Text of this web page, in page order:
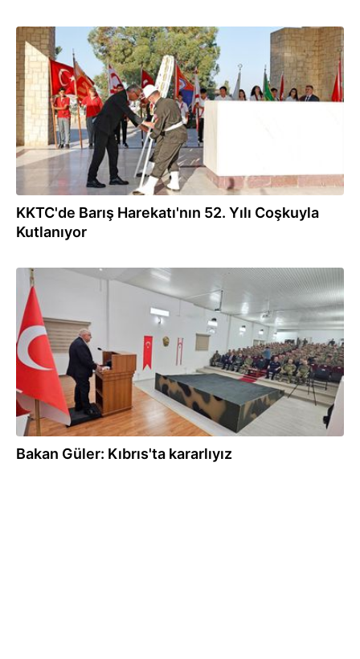
19.07.2026
KKTC'de Barış Harekatı'nın 52. Yılı Coşkuyla
Kutlanıyor
Bakan Güler: Kıbrıs'ta kararlıyız